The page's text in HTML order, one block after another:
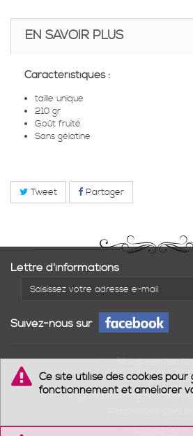
EN SAVOIR PLUS
Caractéristiques :
taille unique
210 gr
Goût fruité
Sans gélatine
Tweet Partager
Lettre d'informations
Suivez-nous sur
Nous
Notre
Conditions générales
Paiement
Livraison
Ce site utilise des cookies
fonctionnement et améliorer